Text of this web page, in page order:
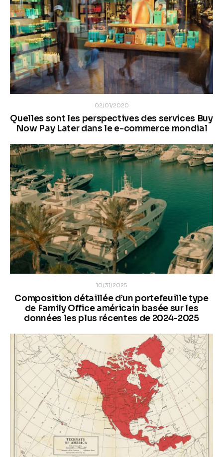
02/01/2020
Quelles sont les perspectives des services Buy
Now Pay Later dans le e-commerce mondial
10/31/2025
Composition détaillée d’un portefeuille type
de Family Office américain basée sur les
données les plus récentes de 2024-2025